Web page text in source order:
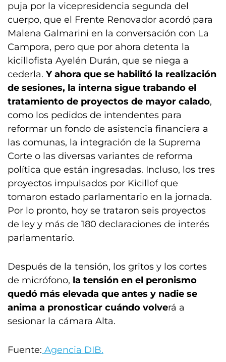
puja por la vicepresidencia segunda del
cuerpo, que el Frente Renovador acordó para
Malena Galmarini en la conversación con La
Campora, pero que por ahora detenta la
kicillofista Ayelén Durán, que se niega a
cederla. Y ahora que se habilitó la realización
de sesiones, la interna sigue trabando el
tratamiento de proyectos de mayor calado,
como los pedidos de intendentes para
reformar un fondo de asistencia financiera a
las comunas, la integración de la Suprema
Corte o las diversas variantes de reforma
política que están ingresadas. Incluso, los tres
proyectos impulsados por Kicillof que
tomaron estado parlamentario en la jornada.
Por lo pronto, hoy se trataron seis proyectos
de ley y más de 180 declaraciones de interés
parlamentario.
Después de la tensión, los gritos y los cortes
de micrófono, la tensión en el peronismo
quedó más elevada que antes y nadie se
anima a pronosticar cuándo volverá a
sesionar la cámara Alta.
Fuente: Agencia DIB.